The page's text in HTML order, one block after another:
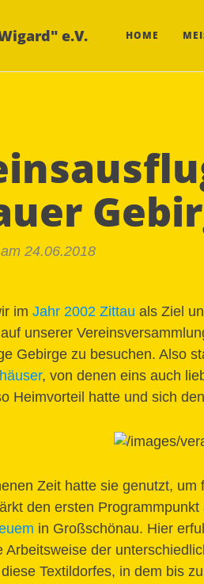
e.V. HOME
24.06.2018
im Jahr 2002 Zittau als Ziel
unserer
Gebirge zu besuchen. Also
, von denen eins auch
Heimvorteil hatte und sich
Zeit hatte sie genutzt,
den ersten
in Großschönau. Hier
Arbeitsweise der
Textildorfes, in dem bis